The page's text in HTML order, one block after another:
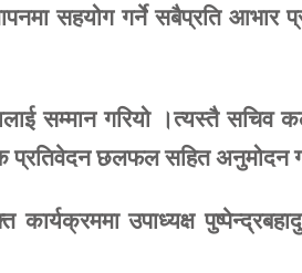
सहयोग गर्ने सबैप्रति आभार
सम्मान गरियो ।त्यस्तै सचिव
प्रतिवेदन छलफल सहित अनुमोदन
कार्यक्रममा उपाध्यक्ष